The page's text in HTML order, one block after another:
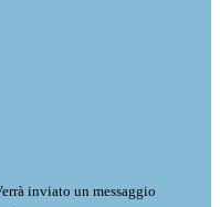
inviato un messaggio